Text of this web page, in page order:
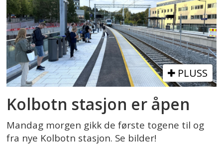
PLUSS
Kolbotn stasjon er åpen
Mandag morgen gikk de første togene til og
fra nye Kolbotn stasjon. Se bilder!